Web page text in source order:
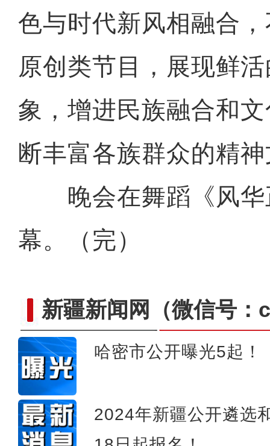
色与时代新风相融合
原创类节目，展现鲜
象，增进民族融合和
断丰富各族群众的精
晚会在舞蹈《风华
幕。（完）
新疆新闻网 （微信号
哈密市公开曝光5起！
2024年新疆公开遴选